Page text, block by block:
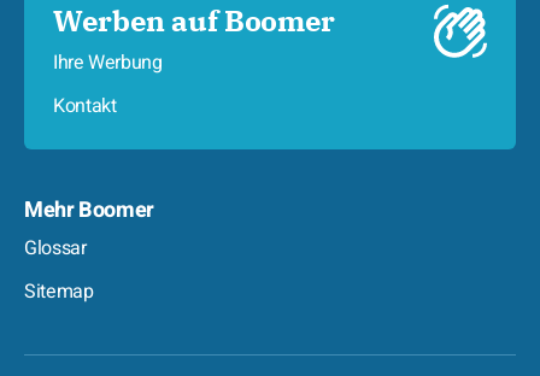
Werben auf Boomer
Ihre Werbung
Kontakt
Mehr Boomer
Glossar
Sitemap